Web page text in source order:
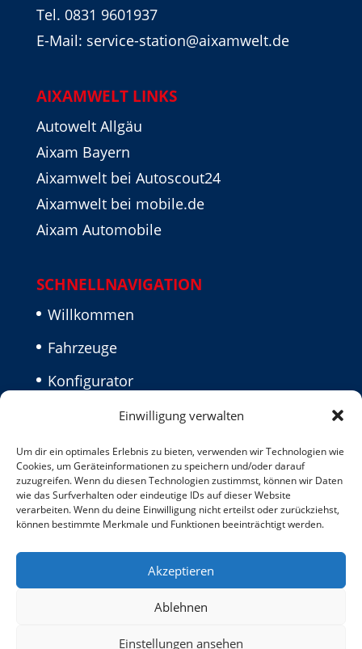
Einwilligung verwalten
Um dir ein optimales Erlebnis zu bieten, verwenden wir Technologien wie
Cookies, um Geräteinformationen zu speichern und/oder darauf
zuzugreifen. Wenn du diesen Technologien zustimmst, können wir Daten
wie das Surfverhalten oder eindeutige IDs auf dieser Website
verarbeiten. Wenn du deine Einwilligung nicht erteilst oder zurückziehst,
können bestimmte Merkmale und Funktionen beeinträchtigt werden.
Akzeptieren
Ablehnen
Einstellungen ansehen
Tel. 0831 9601937
E-Mail: service-station@aixamwelt.de
AIXAMWELT LINKS
Autowelt Allgäu
Aixam Bayern
Aixamwelt bei Autoscout24
Aixamwelt bei mobile.de
Aixam Automobile
SCHNELLNAVIGATION
Willkommen
Fahrzeuge
Konfigurator
Kontakt
Impressum
Datenschutz